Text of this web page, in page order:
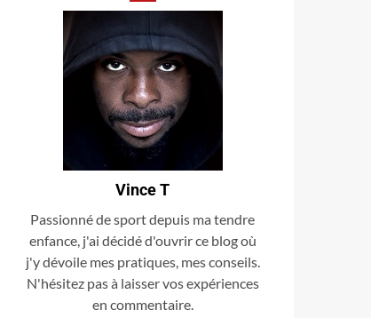
Vince T
Passionné de sport depuis ma tendre
enfance, j'ai décidé d'ouvrir ce blog où
j'y dévoile mes pratiques, mes conseils.
N'hésitez pas à laisser vos expériences
en commentaire.